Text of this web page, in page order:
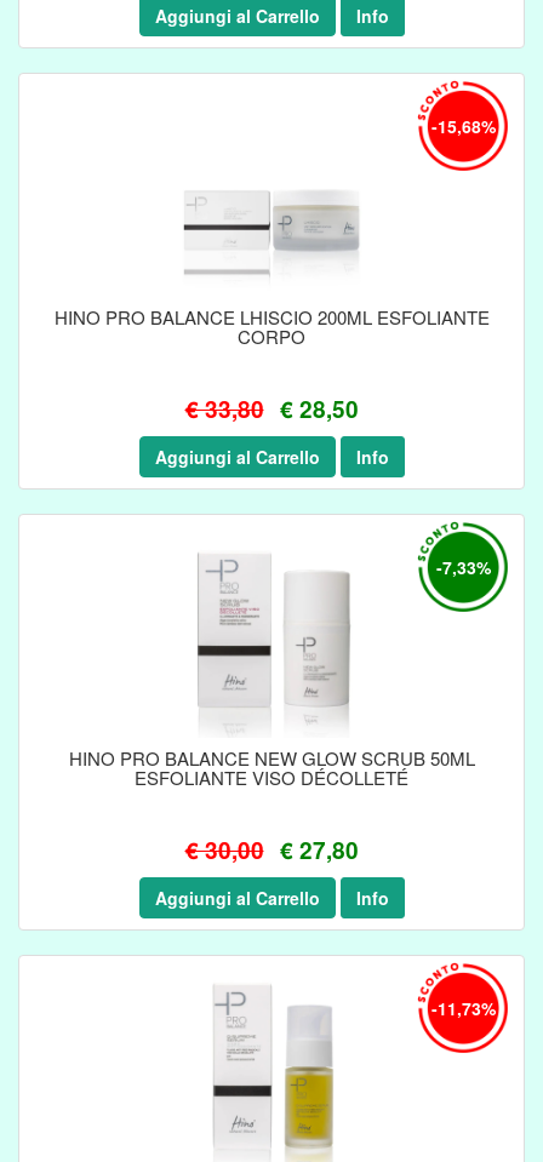
Aggiungi al Carrello Info
HINO PRO BALANCE LHISCIO 200ML ESFOLIANTE
CORPO
€ 33,80 € 28,50
Aggiungi al Carrello Info
-15,68%
HINO PRO BALANCE NEW GLOW SCRUB 50ML
ESFOLIANTE VISO DÉCOLLETÉ
€ 30,00 € 27,80
Aggiungi al Carrello Info
-7,33%
-11,73%